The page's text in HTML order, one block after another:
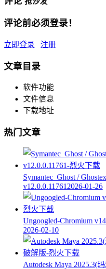
评论前必须登录！
立即登录 注册
文章目录
软件功能
文件信息
下载地址
热门文章
Symantec_Ghost /
v12.0.0.11761 2026-01-26
Ungoogled-Chromium
2026-02-10
Autodesk Maya 2025.3(